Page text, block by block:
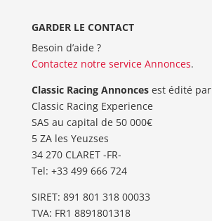
GARDER LE CONTACT
Besoin d’aide ?
Contactez notre service Annonces.
Classic Racing Annoncesest édité par
Classic Racing Experience
SAS au capital de 50 000€
5 ZA les Yeuzses
34 270 CLARET -FR-
Tel: ‭+33 499 666 724‬
SIRET: 891 801 318 00033
TVA: FR1 8891801318